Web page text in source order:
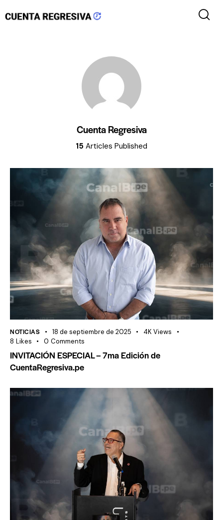
Cuenta Regresiva
15 Articles Published
NOTICIAS 18 de septiembre de 2025 4K Views
8 Likes 0 Comments
INVITACIÓN ESPECIAL – 7ma Edición de
CuentaRegresiva.pe